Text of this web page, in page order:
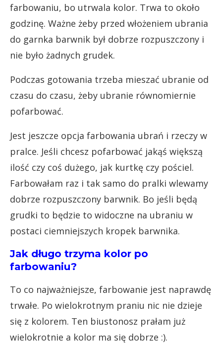
farbowaniu, bo utrwala kolor. Trwa to około
godzinę. Ważne żeby przed włożeniem ubrania
do garnka barwnik był dobrze rozpuszczony i
nie było żadnych grudek.
Podczas gotowania trzeba mieszać ubranie od
czasu do czasu, żeby ubranie równomiernie
pofarbować.
Jest jeszcze opcja farbowania ubrań i rzeczy w
pralce. Jeśli chcesz pofarbować jakąś większą
ilość czy coś dużego, jak kurtkę czy pościel.
Farbowałam raz i tak samo do pralki wlewamy
dobrze rozpuszczony barwnik. Bo jeśli będą
grudki to będzie to widoczne na ubraniu w
postaci ciemniejszych kropek barwnika.
Jak długo trzyma kolor po
farbowaniu?
To co najważniejsze, farbowanie jest naprawdę
trwałe. Po wielokrotnym praniu nic nie dzieje
się z kolorem. Ten biustonosz prałam już
wielokrotnie a kolor ma się dobrze :).